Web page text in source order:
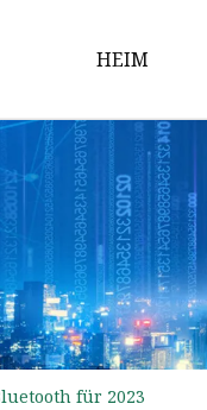
HEIM
für 2023